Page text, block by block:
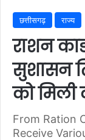
छत्तीसगढ़ राज्य
राशन
सुशासन
को मिली
From Ration
Receive